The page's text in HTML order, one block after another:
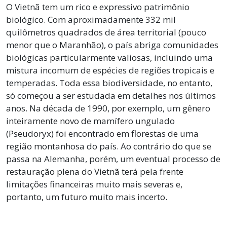
O Vietnã tem um rico e expressivo patrimônio
biológico. Com aproximadamente 332 mil
quilômetros quadrados de área territorial (pouco
menor que o Maranhão), o país abriga comunidades
biológicas particularmente valiosas, incluindo uma
mistura incomum de espécies de regiões tropicais e
temperadas. Toda essa biodiversidade, no entanto,
só começou a ser estudada em detalhes nos últimos
anos. Na década de 1990, por exemplo, um gênero
inteiramente novo de mamífero ungulado
(Pseudoryx) foi encontrado em florestas de uma
região montanhosa do país. Ao contrário do que se
passa na Alemanha, porém, um eventual processo de
restauração plena do Vietnã terá pela frente
limitações financeiras muito mais severas e,
portanto, um futuro muito mais incerto.